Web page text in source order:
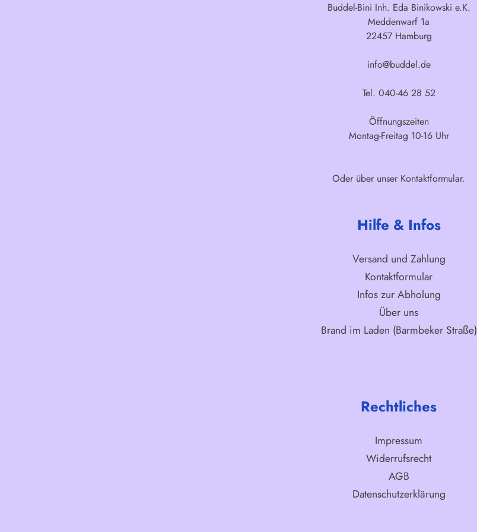
Buddel-Bini Inh. Eda Binikowski e.K.
Meddenwarf 1a
22457 Hamburg
info@buddel.de
Tel. 040-46 28 52
Öffnungszeiten
Montag-Freitag 10-16 Uhr
Oder über unser Kontaktformular.
Hilfe & Infos
Versand und Zahlung
Kontaktformular
Infos zur Abholung
Über uns
Brand im Laden (Barmbeker Straße)
Rechtliches
Impressum
Widerrufsrecht
AGB
Datenschutzerklärung